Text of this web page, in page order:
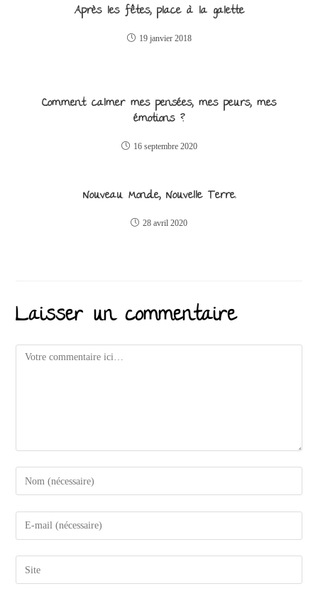
Après les fêtes, place à la galette
19 janvier 2018
Comment calmer mes pensées, mes peurs, mes
émotions ?
16 septembre 2020
Nouveau Monde, Nouvelle Terre.
28 avril 2020
Laisser un commentaire